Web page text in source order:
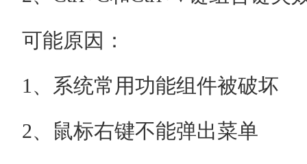
可能原因：
1、系统常用功能组件被破坏
2、鼠标右键不能弹出菜单